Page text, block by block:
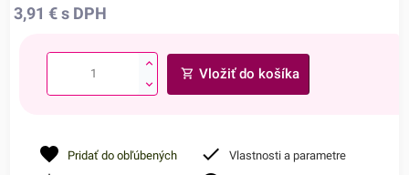
3,91€ s DPH
Vložiť do košíka
Pridať do obľúbených Vlastnosti a parametre